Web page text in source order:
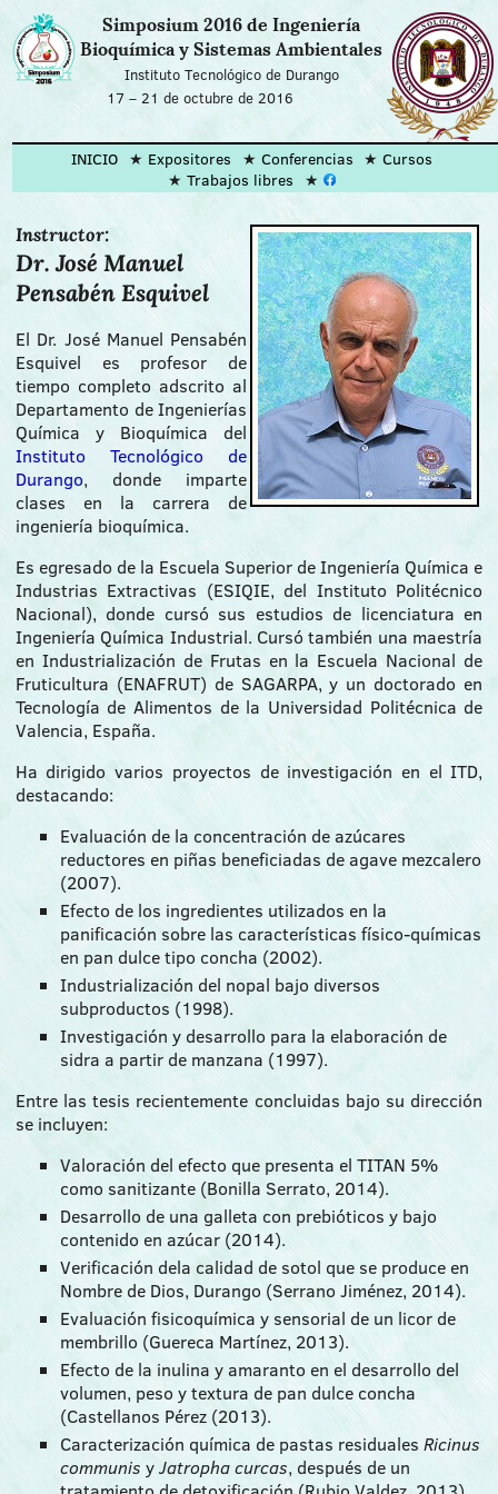
Simposium 2016 de Ingeniería
Bioquímica y Sistemas Ambientales
Instituto Tecnológico de Durango
17 – 21 de octubre de 2016
INICIO Expositores Conferencias
Cursos
Trabajos libres
Instructor:
Dr. José Manuel
Pensabén Esquivel
El Dr. José Manuel Pensabén
Esquivel es profesor de
tiempo completo adscrito al
Departamento de Ingenierías
Química y Bioquímica del
Instituto Tecnológico de
Durango, donde imparte
clases en la carrera de
ingeniería bioquímica.
Es egresado de la Escuela Superior de Ingeniería Química e
Industrias Extractivas (ESIQIE, del Instituto Politécnico
Nacional), donde cursó sus estudios de licenciatura en
Ingeniería Química Industrial. Cursó también una maestría
en Industrialización de Frutas en la Escuela Nacional de
Fruticultura (ENAFRUT) de SAGARPA, y un doctorado en
Tecnología de Alimentos de la Universidad Politécnica de
Valencia, España.
Ha dirigido varios proyectos de investigación en el ITD,
destacando:
Evaluación de la concentración de azúcares
reductores en piñas beneficiadas de agave mezcalero
(2007).
Efecto de los ingredientes utilizados en la
panificación sobre las características físico-químicas
en pan dulce tipo concha (2002).
Industrialización del nopal bajo diversos
subproductos (1998).
Investigación y desarrollo para la elaboración de
sidra a partir de manzana (1997).
Entre las tesis recientemente concluidas bajo su dirección
se incluyen:
Valoración del efecto que presenta el TITAN 5%
como sanitizante (Bonilla Serrato, 2014).
Desarrollo de una galleta con prebióticos y bajo
contenido en azúcar (2014).
Verificación dela calidad de sotol que se produce en
Nombre de Dios, Durango (Serrano Jiménez, 2014).
Evaluación fisicoquímica y sensorial de un licor de
membrillo (Guereca Martínez, 2013).
Efecto de la inulina y amaranto en el desarrollo del
volumen, peso y textura de pan dulce concha
(Castellanos Pérez (2013).
Caracterización química de pastas residuales Ricinus
communis yJatropha curcas, después de un